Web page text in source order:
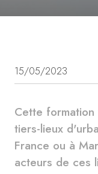
15/05/2023
Cette
tiers-lieux
France ou à
acteurs de ces